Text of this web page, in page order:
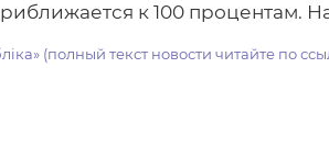
к 100 процентам.
(полный текст новости читайте по